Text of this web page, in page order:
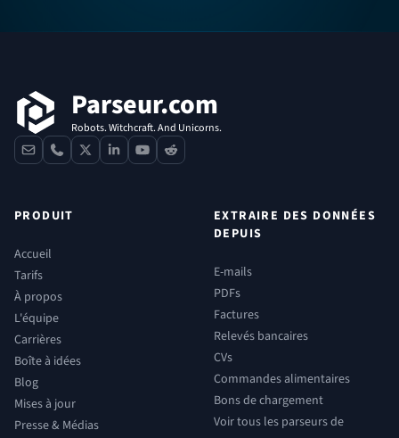
Parseur.com
Robots. Witchcraft. And Unicorns.
contactphone
x linkedinyoutube
reddit
PRODUIT
Accueil
Tarifs
À propos
L'équipe
Carrières
Boîte à idées
Blog
Mises à jour
Presse & Médias
EXTRAIRE DES DONNÉES
DEPUIS
E-mails
PDFs
Factures
Relevés bancaires
CVs
Commandes alimentaires
Bons de chargement
Voir tous les parseurs de